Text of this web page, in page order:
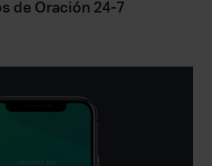
de Oración 24-7